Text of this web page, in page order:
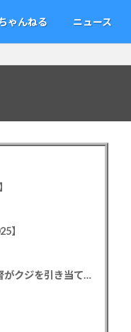
ゃんねる ニュース
】
カープドラ1平川蓮！187cmのスイッチヒッター！立石正広を外し2度目の重複も新井監督がクジを引き当てる！【ドラフト会議2025】